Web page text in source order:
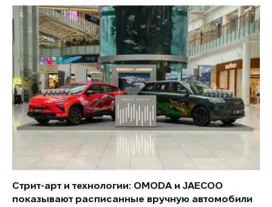
Стрит-арт и технологии: OMODA и JAECOO
показывают расписанные вручную автомобили